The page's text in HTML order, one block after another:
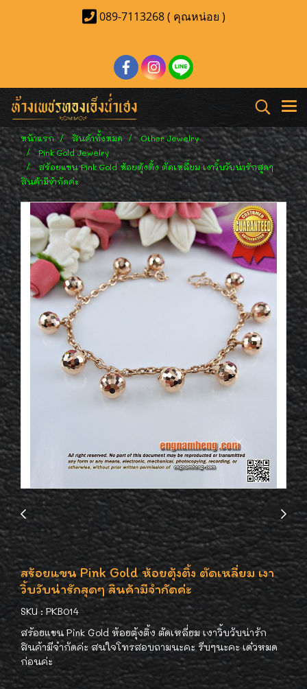
089-7113268 ( คุณหน่อย )
หน้าแรก สินค้าทั้งหมด
Other Jewelry
Pink Gold Jewelry
สร้อยแขน Pink Gold ห้อยตุ้งติ้ง ตัดเหลี่ยม เงาวิ้บวับน่ารักสุดๆ
สินค้ามีจำกัดค่ะ
สร้อยแขน Pink Gold ห้อยตุ้งติ้ง ตัดเหลี่ยม เงา
วิ้บวับน่ารักสุดๆ สินค้ามีจำกัดค่ะ
SKU : PKB014
สร้อยแขน Pink Gold ห้อยตุ้งติ้ง ตัดเหลี่ยม เงาวิ้บวับน่ารัก
สินค้ามีจำกัดค่ะ สนใจโทรสอบถามนะคะ รีบๆนะคะ เด๋วหมด
ก่อนค่ะ